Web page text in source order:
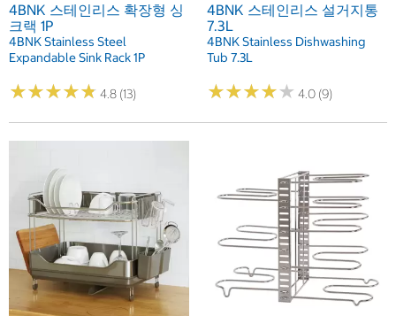
4BNK 스테인리스 확장형 싱
크랙 1P
4BNK Stainless Steel
Expandable Sink Rack 1P
★★★★★
★★★★★ 4.8 (13)
4BNK 스테인리스 설거지통
7.3L
4BNK Stainless Dishwashing
Tub 7.3L
★★★★★
★★★★★ 4.0 (9)